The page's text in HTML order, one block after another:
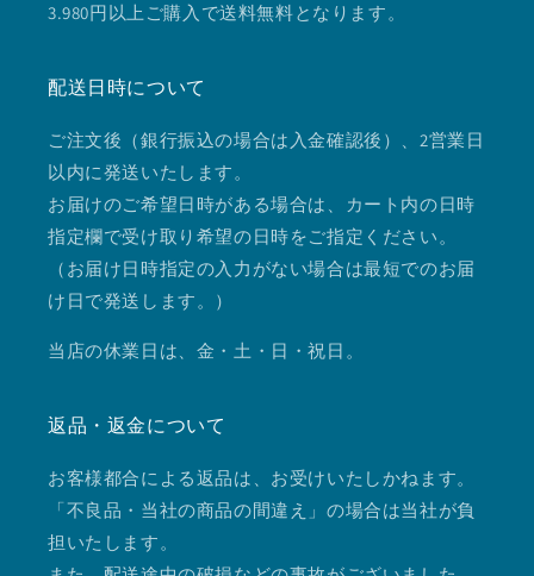
3.980円以上ご購入で送料無料となります。
配送日時について
ご注文後（銀行振込の場合は入金確認後）、2営業日
以内に発送いたします。
お届けのご希望日時がある場合は、カート内の日時
指定欄で受け取り希望の日時をご指定ください。
（お届け日時指定の入力がない場合は最短でのお届
け日で発送します。）
当店の休業日は、金・土・日・祝日。
返品・返金について
お客様都合による返品は、お受けいたしかねます。
「不良品・当社の商品の間違え」の場合は当社が負
担いたします。